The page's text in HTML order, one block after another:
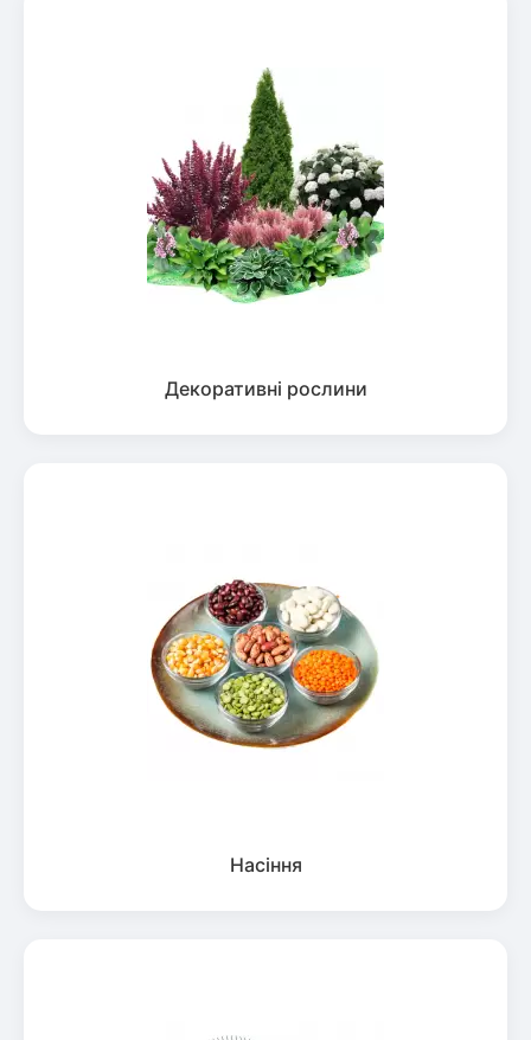
Декоративні рослини
Насіння